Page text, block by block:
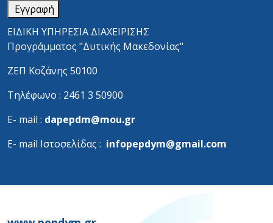
Εγγραφή
ΕΙΔΙΚΗ ΥΠΗΡΕΣΙΑ ΔΙΑΧΕΙΡΙΣΗΣ
Προγράμματος "Δυτικής Μακεδονίας"
ΖΕΠ Κοζάνης 50100
Τηλέφωνο : 2461 3 50900
Ε- mail : dapepdm@mou.gr
Ε- mail Ιστοσελίδας : infopepdym@gmail.com